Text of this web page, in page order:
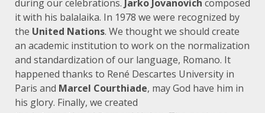
during our celebrations. Jarko Jovanovich composed
it with his balalaika. In 1978 we were recognized by
the United Nations. We thought we should create
an academic institution to work on the normalization
and standardization of our language, Romano. It
happened thanks to René Descartes University in
Paris and Marcel Courthiade, may God have him in
his glory. Finally, we created